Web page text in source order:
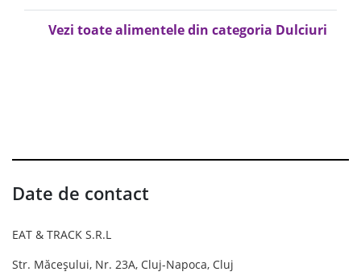
Vezi toate alimentele din categoria Dulciuri
Date de contact
EAT & TRACK S.R.L
Str. Măceșului, Nr. 23A, Cluj-Napoca, Cluj